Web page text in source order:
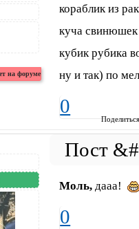
кораблик из
куча
кубик рубика
ну и так) по
0
Моль, дааа!
0